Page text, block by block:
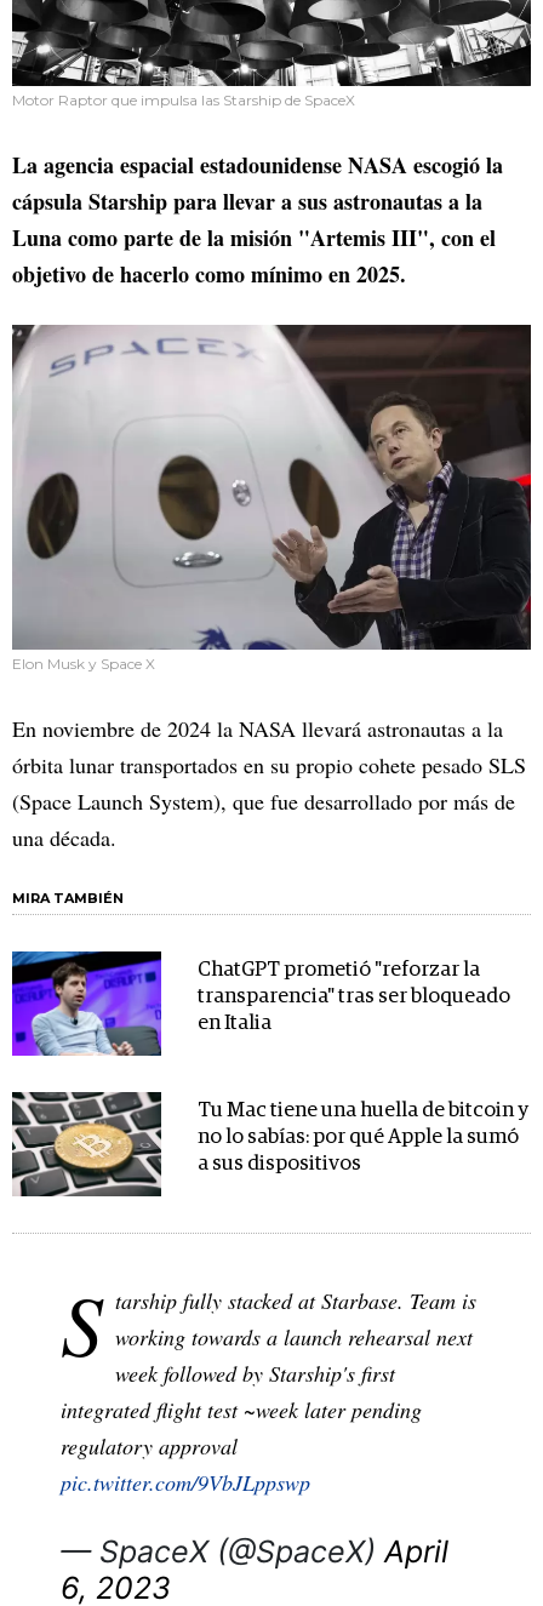
Motor Raptor que impulsa las Starship de SpaceX
La agencia espacial estadounidense NASA escogió la
cápsula Starship para llevar a sus astronautas a la
Luna como parte de la misión "Artemis III", con el
objetivo de hacerlo como mínimo en 2025.
Elon Musk y Space X
En noviembre de 2024 la NASA llevará astronautas a la
órbita lunar transportados en su propio cohete pesado SLS
(Space Launch System), que fue desarrollado por más de
una década.
MIRA TAMBIÉN
ChatGPT prometió "reforzar la
transparencia" tras ser bloqueado
en Italia
Tu Mac tiene una huella de bitcoin y
no lo sabías: por qué Apple la sumó
a sus dispositivos
S tarship fully stacked at Starbase. Team is
working towards a launch rehearsal next
week followed by Starship's first
integrated flight test ~week later pending
regulatory approval
pic.twitter.com/9VbJLppswp
— SpaceX (@SpaceX)April
6, 2023